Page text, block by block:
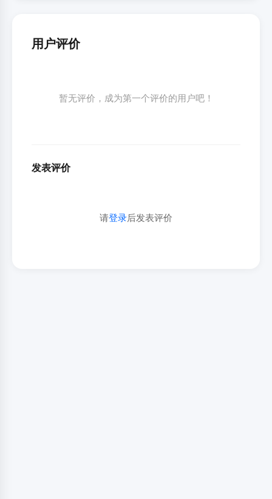
用户评价
暂无评价，成为第一个评价的用户吧！
发表评价
请登录后发表评价